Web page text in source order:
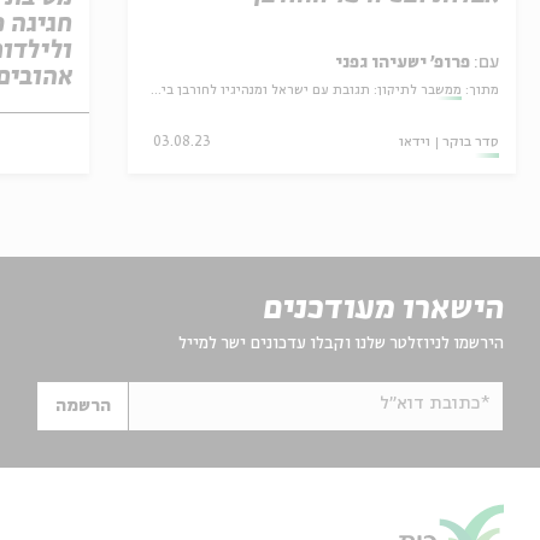
עם: פרופ' ישעיהו גפני
מתוך: ממשבר לתיקון: תגובת עם ישראל ומנהיגיו לחורבן בית שני
סדר בוקר וידאו 03.08.23
חגיגה
הישארו מעודכנים
הירשמו לניוזלטר שלנו וקבלו עדכונים ישר למייל
*כתובת דוא"ל הרשמה